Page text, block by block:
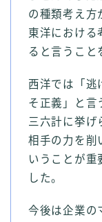
の種類考え方
東洋における
ると言うこと
西洋では「逃
そ正義」と言
三六計に挙げ
相手の力を削
いうことが重
した。
今後は企業の